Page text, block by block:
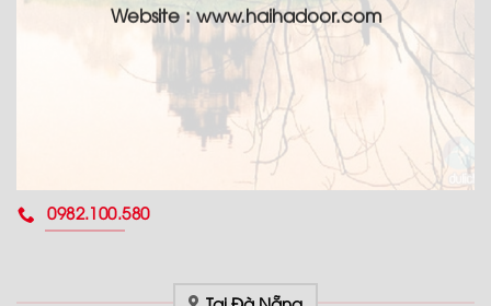
Website : www.haihadoor.com
0982.100.580